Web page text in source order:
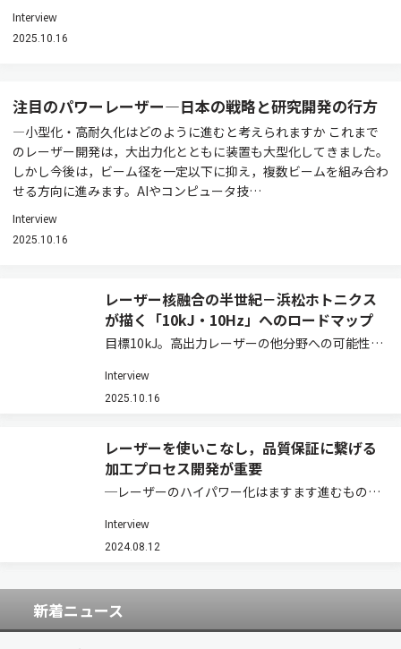
Interview
2025.10.16
注目のパワーレーザー―日本の戦略と研究開発の行方
―小型化・高耐久化はどのように進むと考えられますか これまで
のレーザー開発は，大出力化とともに装置も大型化してきました。
しかし今後は，ビーム径を一定以下に抑え，複数ビームを組み合わ
せる方向に進みます。AIやコンピュータ技…
Interview
2025.10.16
レーザー核融合の半世紀－浜松ホトニクス
が描く「10kJ・10Hz」へのロードマップ
目標10kJ。高出力レーザーの他分野への可能性
1kJ，長期では2040年までに10kJ（1ビーム）を
目標としています。実現には励起光源である高出
Interview
2025.10.16
レーザーを使いこなし，品質保証に繋げる
加工プロセス開発が重要
─レーザーのハイパワー化はますます進むものと
それを適材適所でどう使うかが大事です。レーザ
ーのハイパワー化を達成しました！だけでは普及
Interview
2024.08.12
新着ニュース